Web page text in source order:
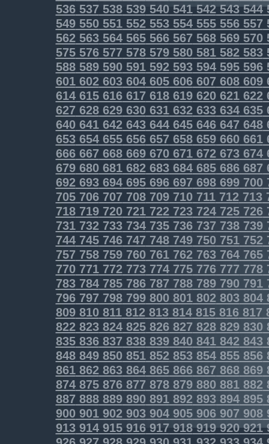
536537538539540541542543544
549550551552553554555556557
562563564565566567568569570
575576577578579580581582583
588589590591592593594595596
601602603604605606607608609
614615616617618619620621622
627628629630631632633634635
640641642643644645646647648
653654655656657658659660661
666667668669670671672673674
679680681682683684685686687
692693694695696697698699700
705706707708709710711712713
718719720721722723724725726
731732733734735736737 738739
744745746747748749750751752
757758759760761762763764765
770771772773774775776777 778
783784785786787788789790791
796797798799800801802803804
809810811812813814815816817
822823824825826827 828829830
835836837838839840841842843
848849850851852853854855856
861862863864865866867 868869
874875876877 878879880 881882
887888889890891892893894895
900901902903904905906907 908
913914915916917918919920921